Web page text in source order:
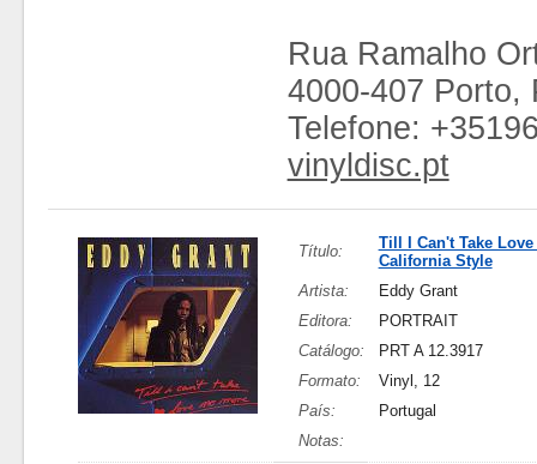
Rua Ramalho
4000-407 Porto,
Telefone:
vinyldisc.pt
Título:
Till I Can't Take
California Style
Artista:
Eddy Grant
Editora:
PORTRAIT
Catálogo:
PRT A 12.3917
Formato:
Vinyl, 12
País:
Portugal
Notas: